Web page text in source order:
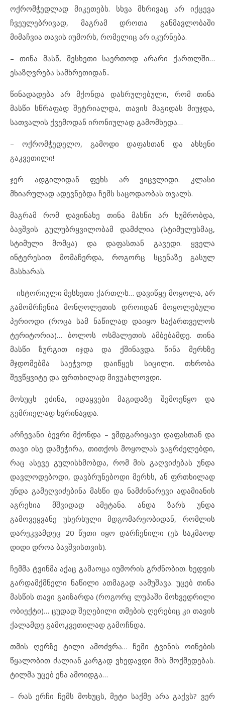
ოქრომჭედლად მიკეთებს. სხვა მხრივაც არ იქცევა
ჩვეულებრივად, მაგრამ დროთა განმავლობაში
მიმაჩვია თავის იუმორს, რომელიც არ იკურნება.
– თინა მასწ, მესხეთი საერთოდ არარი ქართლში…
ესაზღვრება სამხრეთიდან..
წინადადება არ მქონდა დასრულებული, რომ თინა
მასწი სწრაფად შეტრიალდა, თავის მაგიდას მიუჯდა,
სათვალის ქვემოდან ირონიულად გამომხედა…
– ოქრომჭედელო, გამოდი დაფასთან და ახსენი
გაკვეთილი!
ჯერ ადგილიდან ფეხს არ ვიცვლიდი. კლასი
მხიარულად ადევნებდა ჩემს საცოდაობას თვალს.
მაგრამ რომ დავინახე თინა მასწი არ ხუმრობდა,
ბავშვის გულუბრყვილობამ დამძლია (სტიმულუსმაც,
სტიმული მომცა) და დაფასთან გავედი. ყველა
ინტერესით მომაჩერდა, როგორც სცენაზე გასულ
მასხარას.
– ისტორიული მესხეთი ქართლს… დავიწყე მოყოლა, არ
გამომრჩენია მონღოლეთის დროიდან მოყოლებული
პერიოდი (როცა სამ ნაწილად დაიყო საქართველოს
ტერიტორია)… ბოლოს ოსმალეთის ამბებამდე. თინა
მასწი ზურგით იჯდა და ქშინავდა. წინა მერხზე
მჯდომებმა საეჭვოდ დაიწყეს სიცილი. თხრობა
შევწყვიტე და ფრთხილად მივუახლოვდი.
მოხუცს ეძინა, იდაყვები მაგიდაზე შემოეწყო და
გემრიელად ხვრინავდა.
არჩევანი ბევრი მქონდა – ვმდგარიყავი დაფასთან და
თავი ისე დამეჭირა, თითქოს მოყოლას ვაგრძელებდი,
რაც ასევე გულისხმობდა, რომ მის გაღვიძებას უნდა
დავლოდებოდი, დავბრუნებოდი მერხს, ან ფრთხილად
უნდა გამეღვიძებინა მასწი და ნამძინარევი ადამიანის
აგრესია მშვიდად ამეტანა. ანდა ზარს უნდა
გამოვეყვანე უხერხული მდგომარეობიდან, რომლის
დარეკვამდეც 20 წუთი იყო დარჩენილი (ეს საკმაოდ
დიდი დროა ბავშვისთვის).
ჩემმა ტვინმა აქაც გამაოცა იუმორის გრძნობით. ხედვის
გარდამქმნელი ნაწილი ათმაგად აამუშავა. უცებ თინა
მასწის თავი გაიზარდა (როგორც ლუპაში მოხვედრილი
ობიექტი)… ცუდად შეღებილი თმების ღერებიც კი თავის
ქალამდე გამოკვეთილად გამოჩნდა.
თმის ღერზე ტილი ამოძვრა… ჩემი ტვინის ოინების
წყალობით ძალიან კარგად ვხედავდი მის მოქმედებას.
ტილმა უცებ ენა ამოიდგა…
– რას ერჩი ჩემს მოხუცს, მეტი საქმე არა გაქვს? ვერ